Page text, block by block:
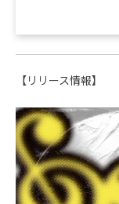
【リリース情報】